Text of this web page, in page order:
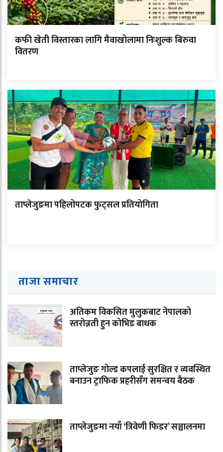
कफी खेती विस्तारका लागि मैवाखोलामा निःशुल्क बिरुवा
वितरण
ताप्लेजुङमा पहिलोपटक फुट्सल प्रतियोगिता
ताजा समाचार
अतिकम विकसित मुलुकबाट नेपालको
स्तरोन्नती हुन कोभिड बाधक
ताप्लेजुङ गोल्ड कपलाई सुरक्षित र व्यवस्थित
बनाउन ट्राफिक प्रहरीसँग समन्वय बैठक
ताप्लेजुङमा नयाँ ‘त्रिवेणी फिडर’ सञ्चालनमा